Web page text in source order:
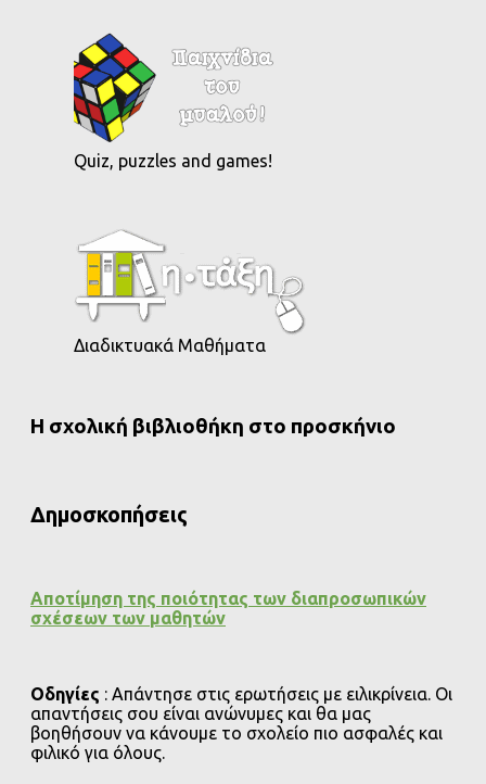
Quiz, puzzles and games!
Διαδικτυακά Μαθήματα
Η σχολική βιβλιοθήκη στο προσκήνιο
Δημοσκοπήσεις
Αποτίμηση της ποιότητας των διαπροσωπικών
σχέσεων των μαθητών
Οδηγίες : Απάντησε στις ερωτήσεις με ειλικρίνεια. Οι
απαντήσεις σου είναι ανώνυμες και θα μας
βοηθήσουν να κάνουμε το σχολείο πιο ασφαλές και
φιλικό για όλους.